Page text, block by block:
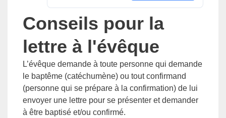
Conseils pour la
lettre à l'évêque
L’évêque demande à toute personne qui demande
le baptême (catéchumène) ou tout confirmand
(personne qui se prépare à la confirmation) de lui
envoyer une lettre pour se présenter et demander
à être baptisé et/ou confirmé.